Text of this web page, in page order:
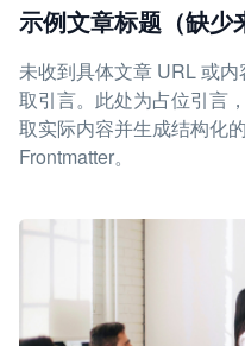
示例文章标题（缺少
未收到具体文章 URL 或
取引言。此处为占位引言
取实际内容并生成结构化
Frontmatter。